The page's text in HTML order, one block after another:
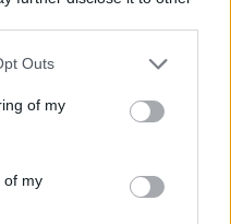
Outs
of my
of my